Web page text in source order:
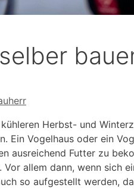
Herbst- und
Ein Vogelhaus oder ein
ausreichend Futter zu
allem dann, wenn sich
so aufgestellt werden,